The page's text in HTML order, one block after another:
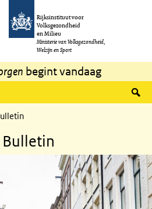
gaan
Rijksinstituut voor
Volksgezondheid
en Milieu
Ministerie van Volksgezondheid,
Welzijn en Sport
begint vandaag